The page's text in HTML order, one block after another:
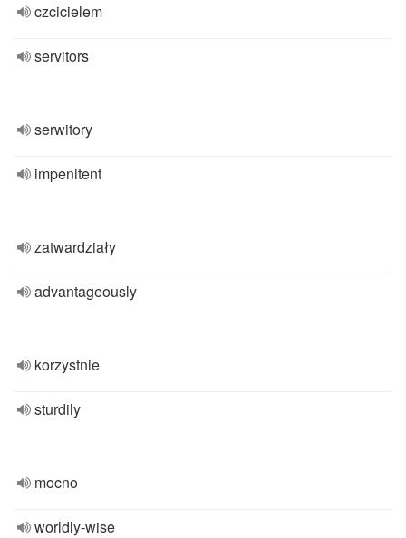
czcicielem
servitors
serwitory
impenitent
zatwardziały
advantageously
korzystnie
sturdily
mocno
worldly-wise